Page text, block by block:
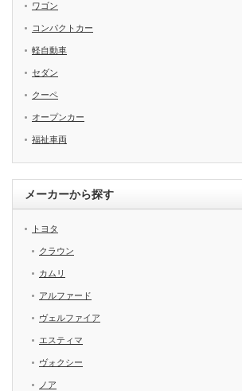
ワゴン
コンパクトカー
軽自動車
セダン
クーペ
オープンカー
福祉車両
メーカーから探す
トヨタ
クラウン
カムリ
アルファード
ヴェルファイア
エスティマ
ヴォクシー
ノア